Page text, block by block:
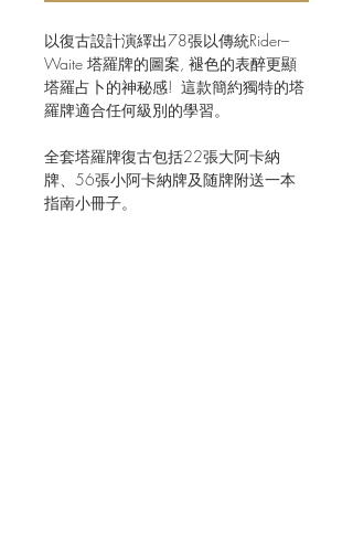
以復古設計演繹出78張以傳統Rider–
Waite 塔羅牌的圖案, 褪色的表醉更顯
塔羅占卜的神秘感! 這款簡約獨特的塔
羅牌適合任何級別的學習。
全套塔羅牌復古包括22張大阿卡納
牌、56張小阿卡納牌及随牌附送一本
指南小冊子。